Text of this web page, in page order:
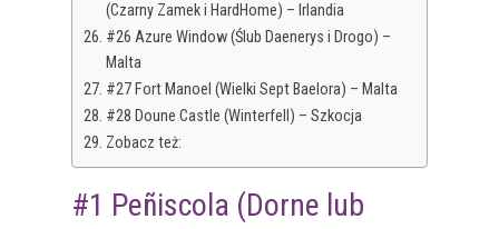
(Czarny Zamek i HardHome) – Irlandia
#26 Azure Window (Ślub Daenerys i Drogo) –
Malta
#27 Fort Manoel (Wielki Sept Baelora) – Malta
#28 Doune Castle (Winterfell) – Szkocja
Zobacz też:
#1 Peñiscola (Dorne lub